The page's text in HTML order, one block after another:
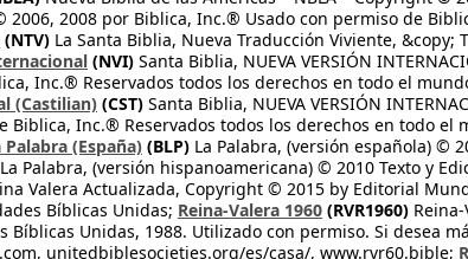
2006, 2008 por Biblica, Inc.® Usado con permiso de
(NTV) La Santa Biblia, Nueva Traducción Viviente, &copy;
(NVI) Santa Biblia, NUEVA VERSIÓN
Inc.® Reservados todos los derechos en todo el
(Castilian) (CST) Santa Biblia, NUEVA VERSIÓN
Biblica, Inc.® Reservados todos los derechos en todo el
Palabra (España) (BLP) La Palabra, (versión española) ©
La Palabra, (versión hispanoamericana) © 2010 Texto y
Valera Actualizada, Copyright © 2015 by Editorial
Bíblicas Unidas; Reina-Valera 1960 (RVR1960)
Bíblicas Unidas, 1988. Utilizado con permiso. Si desea
unitedbiblesocieties.org/es/casa/, www.rvr60.bible;